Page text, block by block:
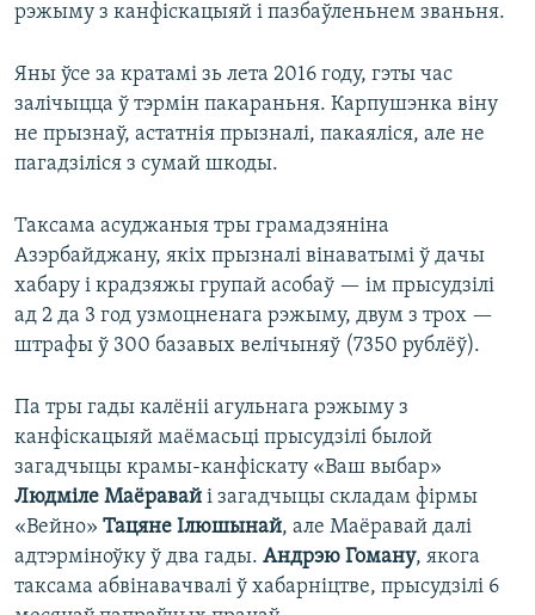
рэжыму з канфіскацыяй і пазбаўленьнем званьня.
Яны ўсе за кратамі зь лета 2016 году, гэты час
залічыцца ў тэрмін пакараньня. Карпушэнка віну
не прызнаў, астатнія прызналі, пакаяліся, але не
пагадзіліся з сумай шкоды.
Таксама асуджаныя тры грамадзяніна
Азэрбайджану, якіх прызналі вінаватымі ў дачы
хабару і крадзяжы групай асобаў — ім прысудзілі
ад 2 да 3 год узмоцненага рэжыму, двум з трох —
штрафы ў 300 базавых велічыняў (7350 рублёў).
Па тры гады калёніі агульнага рэжыму з
канфіскацыяй маёмасьці прысудзілі былой
загадчыцы крамы-канфіскату «Ваш выбар»
Людміле Маёравай і загадчыцы складам фірмы
«Вейно» Тацяне Ілюшынай, але Маёравай далі
адтэрміноўку ў два гады. Андрэю Гоману, якога
таксама абвінавачвалі ў хабарніцтве, прысудзілі 6